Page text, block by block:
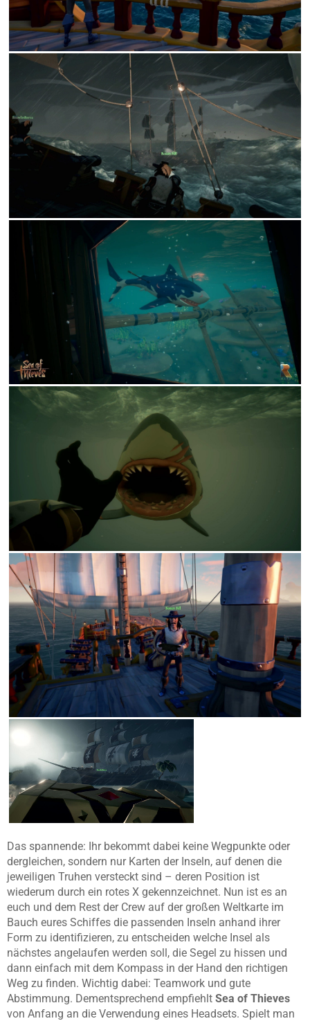
Das spannende: Ihr bekommt dabei keine Wegpunkte oder
dergleichen, sondern nur Karten der Inseln, auf denen die
jeweiligen Truhen versteckt sind – deren Position ist
wiederum durch ein rotes X gekennzeichnet. Nun ist es an
euch und dem Rest der Crew auf der großen Weltkarte im
Bauch eures Schiffes die passenden Inseln anhand ihrer
Form zu identifizieren, zu entscheiden welche Insel als
nächstes angelaufen werden soll, die Segel zu hissen und
dann einfach mit dem Kompass in der Hand den richtigen
Weg zu finden. Wichtig dabei: Teamwork und gute
Abstimmung. Dementsprechend empfiehlt Sea of Thieves
von Anfang an die Verwendung eines Headsets. Spielt man